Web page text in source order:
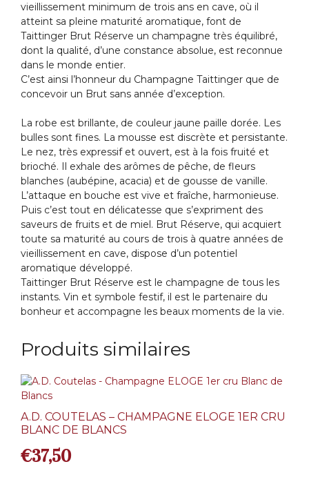
vieillissement minimum de trois ans en cave, où il
atteint sa pleine maturité aromatique, font de
Taittinger Brut Réserve un champagne très équilibré,
dont la qualité, d’une constance absolue, est reconnue
dans le monde entier.
C’est ainsi l’honneur du Champagne Taittinger que de
concevoir un Brut sans année d’exception.
La robe est brillante, de couleur jaune paille dorée. Les
bulles sont fines. La mousse est discrète et persistante.
Le nez, très expressif et ouvert, est à la fois fruité et
brioché. Il exhale des arômes de pêche, de fleurs
blanches (aubépine, acacia) et de gousse de vanille.
L’attaque en bouche est vive et fraîche, harmonieuse.
Puis c’est tout en délicatesse que s’expriment des
saveurs de fruits et de miel. Brut Réserve, qui acquiert
toute sa maturité au cours de trois à quatre années de
vieillissement en cave, dispose d’un potentiel
aromatique développé.
Taittinger Brut Réserve est le champagne de tous les
instants. Vin et symbole festif, il est le partenaire du
bonheur et accompagne les beaux moments de la vie.
Produits similaires
A.D. COUTELAS – CHAMPAGNE ELOGE 1ER CRU
BLANC DE BLANCS
€37,50